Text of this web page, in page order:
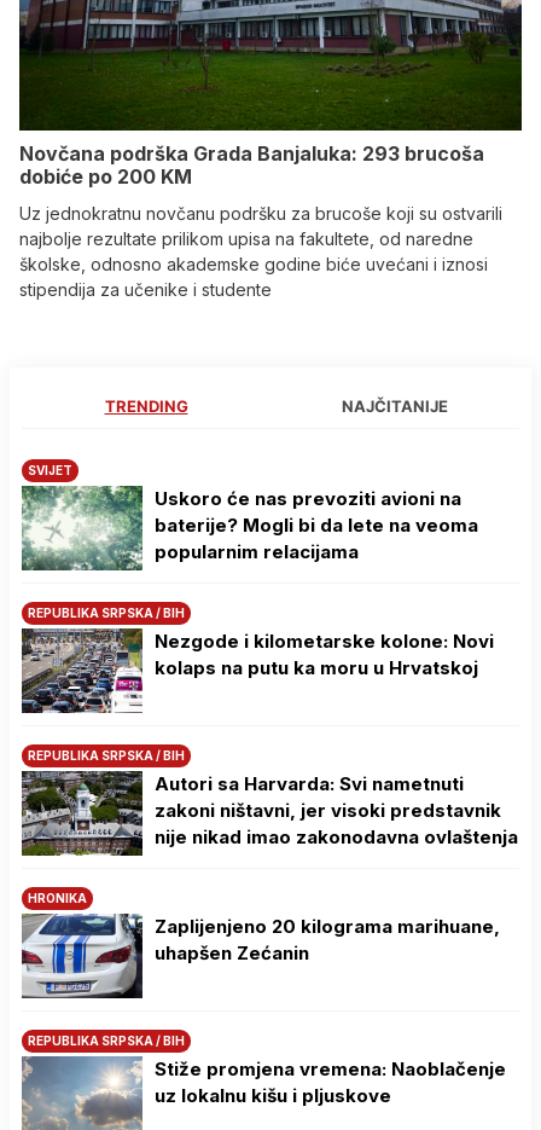
Novčana podrška Grada Banjaluka: 293 brucoša
dobiće po 200 KM
Uz jednokratnu novčanu podršku za brucoše koji su ostvarili
najbolje rezultate prilikom upisa na fakultete, od naredne
školske, odnosno akademske godine biće uvećani i iznosi
stipendija za učenike i studente
TRENDING NAJČITANIJE
SVIJET
Uskoro će nas prevoziti avioni na
baterije? Mogli bi da lete na veoma
popularnim relacijama
REPUBLIKA SRPSKA / BIH
Nezgode i kilometarske kolone: Novi
kolaps na putu ka moru u Hrvatskoj
REPUBLIKA SRPSKA / BIH
Autori sa Harvarda: Svi nametnuti
zakoni ništavni, jer visoki predstavnik
nije nikad imao zakonodavna ovlaštenja
HRONIKA
Zaplijenjeno 20 kilograma marihuane,
uhapšen Zećanin
REPUBLIKA SRPSKA / BIH
Stiže promjena vremena: Naoblačenje
uz lokalnu kišu i pljuskove